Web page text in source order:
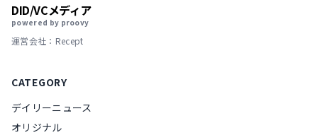
DID/VCメディア
powered by proovy
運営会社：Recept
CATEGORY
デイリーニュース
オリジナル